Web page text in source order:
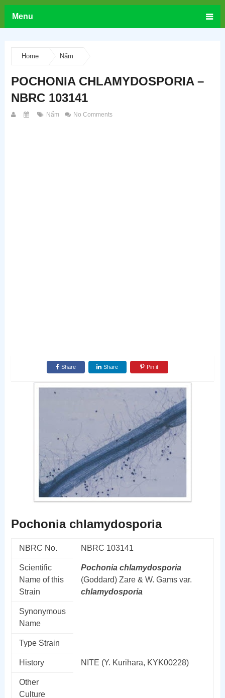
Menu
Home Nấm
POCHONIA CHLAMYDOSPORIA –
NBRC 103141
Nấm No Comments
Share Share Pin it
Pochonia chlamydosporia
NBRC No. NBRC 103141
Scientific
Name of this
Strain
Pochonia chlamydosporia
(Goddard) Zare & W. Gams var.
chlamydosporia
Synonymous
Name
Type Strain
History NITE (Y. Kurihara, KYK00228)
Other
Culture